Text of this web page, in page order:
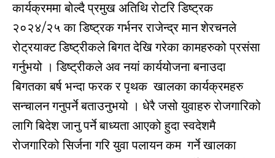
कार्यक्रममा बोल्दै प्रमुख अतिथि रोटरि डिष्ट्रक
२०२४/२५ का डिष्ट्रक गर्भनर राजेन्द्र मान शेरचनले
रोट्रयाक्ट डिष्ट्रीकले बिगत देखि गरेका कामहरुको प्रसंसा
गर्नुभयो । डिष्ट्रीकले अव नयां कार्ययोजना बनाउदा
बिगतका बर्ष भन्दा फरक र पृथक खालका कार्यक्रमहरु
सन्चालन गनुपर्ने बताउनुभयो । धेरै जसो युवाहरु रोजगारिको
लागि बिदेश जानु पर्ने बाध्यता आएको हुदा स्वदेशमै
रोजगारिको सिर्जना गरि युवा पलायन कम गर्ने खालका